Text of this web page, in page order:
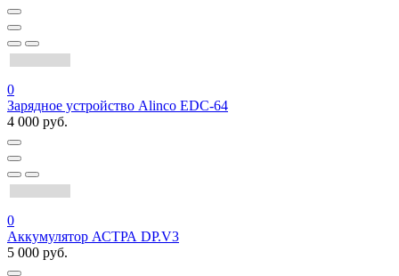
0
Зарядное устройство Alinco EDC-64
4 000 руб.
0
Аккумулятор АСТРА DP.V3
5 000 руб.